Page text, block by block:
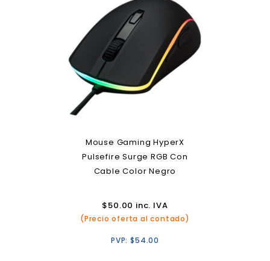
Mouse Gaming HyperX
Pulsefire Surge RGB Con
Cable Color Negro
$50.00 inc. IVA
(Precio oferta al contado)
PVP:$54.00